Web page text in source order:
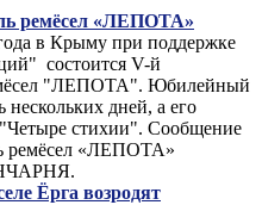
ремёсел «ЛЕПОТА»
в Крыму при поддержке
состоится V-й
"ЛЕПОТА". Юбилейный
нескольких дней, а его
стихии". Сообщение
ремёсел «ЛЕПОТА»
Ёрга возродят